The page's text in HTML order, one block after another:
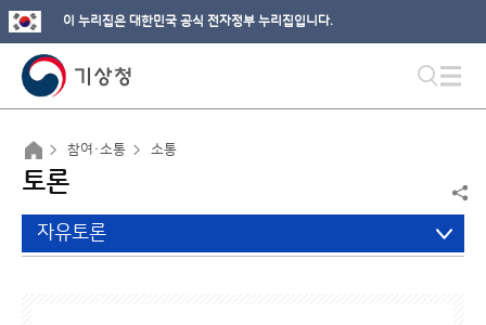
이 누리집은 대한민국 공식 전자정부 누리집입니다.
참여·소통 소통
토론
자유토론